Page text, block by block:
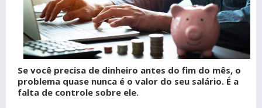
Se você precisa de dinheiro antes do fim do mês, o
problema quase nunca é o valor do seu salário. É a
falta de controle sobre ele.